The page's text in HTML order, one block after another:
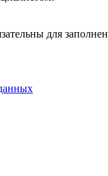
для